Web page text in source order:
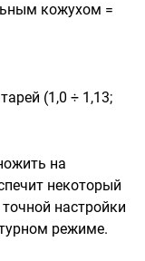
кожухом =
(1,0 ÷ 1,13;
на
некоторый
настройки
режиме.